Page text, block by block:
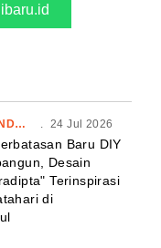
INSPIRASI INDONESIA . 24 Jul 2026
Baru DIY
Desain
Terinspirasi
di